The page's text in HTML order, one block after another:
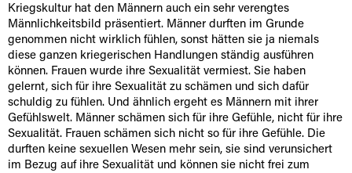
Kriegskultur hat den Männern auch ein sehr verengtes
Männlichkeitsbild präsentiert. Männer durften im Grunde
genommen nicht wirklich fühlen, sonst hätten sie ja niemals
diese ganzen kriegerischen Handlungen ständig ausführen
können. Frauen wurde ihre Sexualität vermiest. Sie haben
gelernt, sich für ihre Sexualität zu schämen und sich dafür
schuldig zu fühlen. Und ähnlich ergeht es Männern mit ihrer
Gefühlswelt. Männer schämen sich für ihre Gefühle, nicht für ihre
Sexualität. Frauen schämen sich nicht so für ihre Gefühle. Die
durften keine sexuellen Wesen mehr sein, sie sind verunsichert
im Bezug auf ihre Sexualität und können sie nicht frei zum